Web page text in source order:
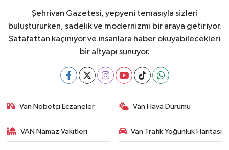
Şehrivan Gazetesi, yepyeni temasıyla sizleri
buluştururken, sadelik ve modernizmi bir araya getiriyor.
Şatafattan kaçınıyor ve insanlara haber okuyabilecekleri
bir altyapı sunuyor.
Van Nöbetçi Eczaneler Van Hava Durumu
VAN Namaz Vakitleri Van Trafik Yoğunluk Haritası